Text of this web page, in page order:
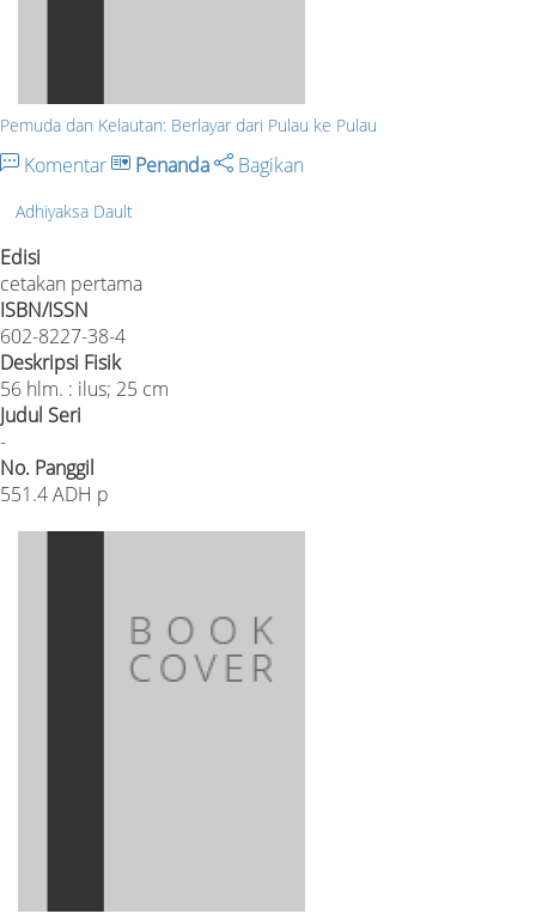
Pemuda dan Kelautan: Berlayar dari Pulau ke Pulau
Komentar Penanda Bagikan
Adhiyaksa Dault
Edisi
cetakan pertama
ISBN/ISSN
602-8227-38-4
Deskripsi Fisik
56 hlm. : ilus; 25 cm
Judul Seri
-
No. Panggil
551.4 ADH p